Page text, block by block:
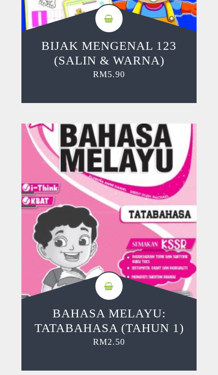
BIJAK MENGENAL 123
(SALIN & WARNA)
RM5.90
BAHASA MELAYU:
TATABAHASA (TAHUN 1)
RM2.50